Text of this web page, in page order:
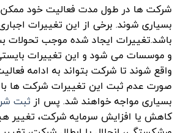
شرکت ها در طول مدت فعالیت خود
بسیاری شوند. برخی از این تغییرات
باشد.تغییرات ایجاد شده موجب تحولات
و موسسات می شود و این تغییرات
واقع شوند تا شرکت بتواند به ادامه
صورت عدم ثبت این تغییرات شرکت ها
بسیاری مواجه خواهند شد. پس از ثبت
کاهش یا افزایش سرمایه شرکت، تغییر